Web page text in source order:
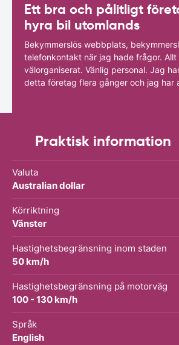
Ett bra och pålitligt
hyra bil utomlands
Bekymmerslös webbplats,
telefonkontakt när jag hade frågor. Allt
välorganiserat. Vänlig personal. Jag
detta företag flera gånger och jag har
Praktisk information
Valuta
Australian dollar
Körriktning
Vänster
Hastighetsbegränsning inom staden
50 km/h
Hastighetsbegränsning på motorväg
100 - 130 km/h
Språk
English